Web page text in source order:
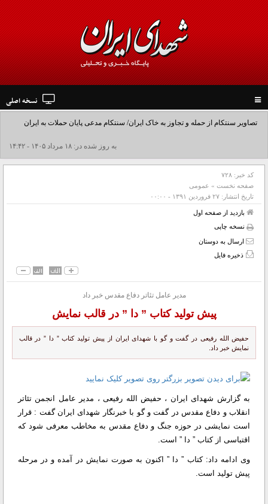
navigation
نسخه اصلی
تصاویر سنتکام از حمله و تجاوز به خاک ایران/ سنتکام مدعی پایان حملات به ایران
شد+فیلم به روز شده در: ۱۸ مرداد ۱۴۰۵ - ۱۴:۴۲
کد خبر: ۷۲۸
صفحه نخست » عمومی
تاریخ انتشار: ۲۷ فروردين ۱۳۹۱ - ۰۰:۰۰
بازدید از صفحه اول
نسخه چاپی
ارسال به دوستان
ذخیره فایل
مدیر عامل تئاتر دفاع مقدس خبر داد
پیش تولید کتاب ” دا ” در قالب نمایش
حفیض الله رفیعی در گفت و گو با شهدای ایران از پیش تولید کتاب ” دا ” در قالب
نمایش خبر داد.
به گزارش شهدای ایران ، حفیض الله رفیعی ، مدیر عامل انجمن تئاتر
انقلاب و دفاع مقدس در گفت و گو با خبرنگار شهدای ایران گفت : قرار
است نمایشی در حوزه جنگ و دفاع مقدس به مخاطب معرفی شود که
اقتباسی از کتاب ” دا ” است.
وی ادامه داد: کتاب ” دا ” اکنون به صورت نمایش در آمده و در مرحله
پیش تولید است.